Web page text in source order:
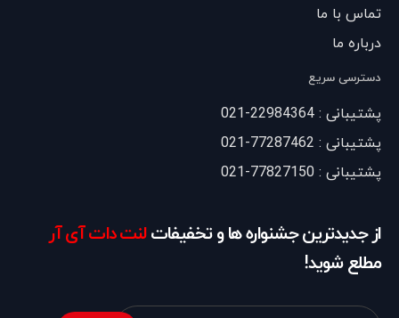
تماس با ما
درباره ما
دسترسی سریع
پشتیبانی : 22984364-021
پشتیبانی : 77287462-021
پشتیبانی : 77827150-021
از جدیدترین جشنواره ها و تخفیفاتلنت دات آی آر
مطلع شوید!